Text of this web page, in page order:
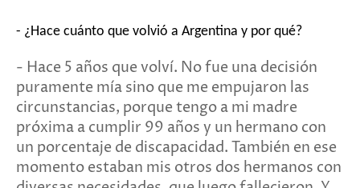
- ¿Hace cuánto que volvió a Argentina y por qué?
- Hace 5 años que volví. No fue una decisión
puramente mía sino que me empujaron las
circunstancias, porque tengo a mi madre
próxima a cumplir 99 años y un hermano con
un porcentaje de discapacidad. También en ese
momento estaban mis otros dos hermanos con